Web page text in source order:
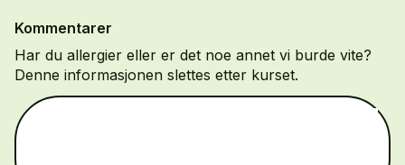
Kommentarer
Har du allergier eller er det noe annet vi burde vite?
Denne informasjonen slettes etter kurset.